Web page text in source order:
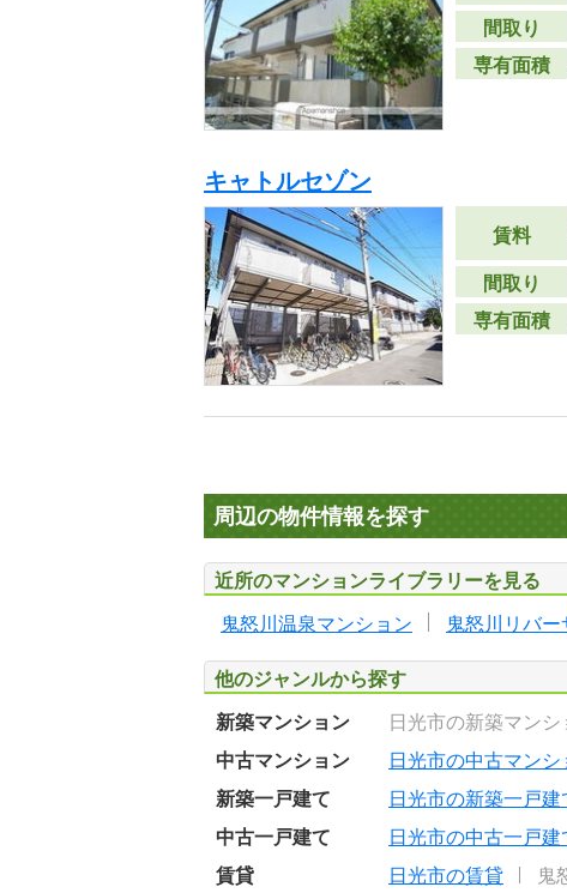
間取り
専有面積
キャトルセゾン
賃料
間取り
専有面積
周辺の物件情報を探す
近所のマンションライブラリーを見る
鬼怒川温泉マンション 鬼怒川リバ
他のジャンルから探す
新築マンション 日光市の新築マンシ
中古マンション
日光市の中古マンシ
新築一戸建て
日光市の新築一戸建
中古一戸建て
日光市の中古一戸建
賃貸
日光市の賃貸 鬼